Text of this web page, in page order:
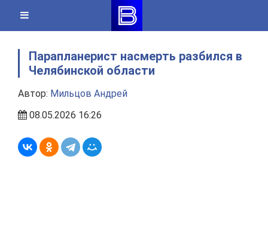
content
Парапланерист насмерть разбился в
Челябинской области
Автор: Мильцов Андрей
08.05.2026 16:26